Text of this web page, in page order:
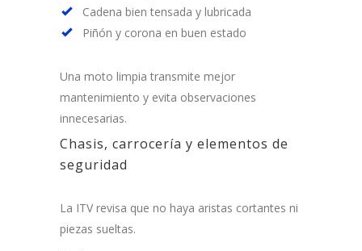
Cadena bien tensada y lubricada
Piñón y corona en buen estado
Una moto limpia transmite mejor
mantenimiento y evita observaciones
innecesarias.
Chasis, carrocería y elementos de
seguridad
La ITV revisa que no haya aristas cortantes ni
piezas sueltas.